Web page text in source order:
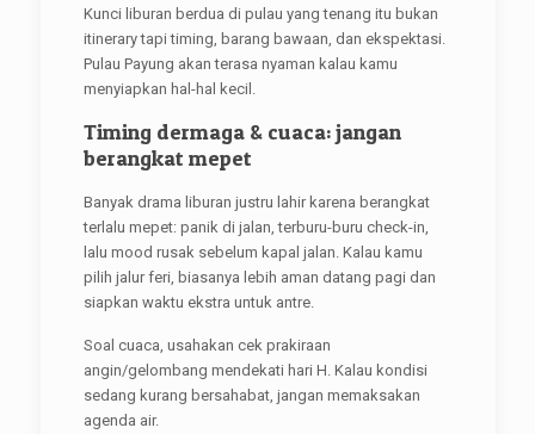
Kunci liburan berdua di pulau yang tenang itu bukan
itinerary tapi timing, barang bawaan, dan ekspektasi.
Pulau Payung akan terasa nyaman kalau kamu
menyiapkan hal-hal kecil.
Timing dermaga & cuaca: jangan
berangkat mepet
Banyak drama liburan justru lahir karena berangkat
terlalu mepet: panik di jalan, terburu-buru check-in,
lalu mood rusak sebelum kapal jalan. Kalau kamu
pilih jalur feri, biasanya lebih aman datang pagi dan
siapkan waktu ekstra untuk antre.
Soal cuaca, usahakan cek prakiraan
angin/gelombang mendekati hari H. Kalau kondisi
sedang kurang bersahabat, jangan memaksakan
agenda air.